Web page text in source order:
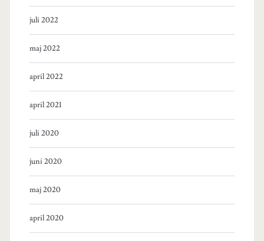
juli 2022
maj 2022
april 2022
april 2021
juli 2020
juni 2020
maj 2020
april 2020